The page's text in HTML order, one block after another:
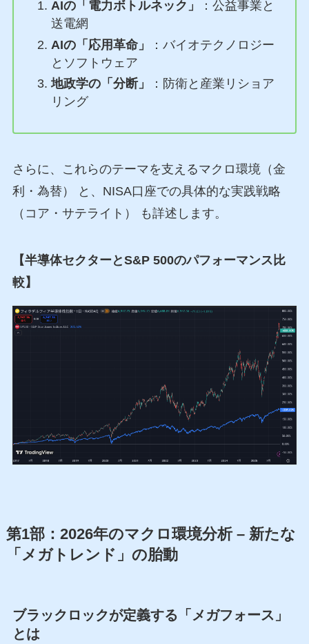
AIの「電力ボトルネック」
：公益事業と
送電網
AIの「応用革命」
：バイオテクノロジー
とソフトウェア
地政学の「分断」
：防衛と産業リショア
リング
さらに、これらのテーマを支えるマクロ環境（金
利・為替） と、NISA口座での具体的な実践戦略
（コア・サテライト） も詳述します。
【半導体セクターとS&P 500のパフォーマンス比
較】
第1部：2026年のマクロ環境分析 – 新たな
「メガトレンド」の胎動
ブラックロックが定義する「メガフォース」
とは